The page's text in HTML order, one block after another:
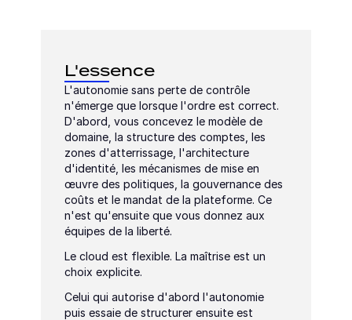
L'essence
L'autonomie sans perte de contrôle
n'émerge que lorsque l'ordre est correct.
D'abord, vous concevez le modèle de
domaine, la structure des comptes, les
zones d'atterrissage, l'architecture
d'identité, les mécanismes de mise en
œuvre des politiques, la gouvernance des
coûts et le mandat de la plateforme. Ce
n'est qu'ensuite que vous donnez aux
équipes de la liberté.
Le cloud est flexible. La maîtrise est un
choix explicite.
Celui qui autorise d'abord l'autonomie
puis essaie de structurer ensuite est